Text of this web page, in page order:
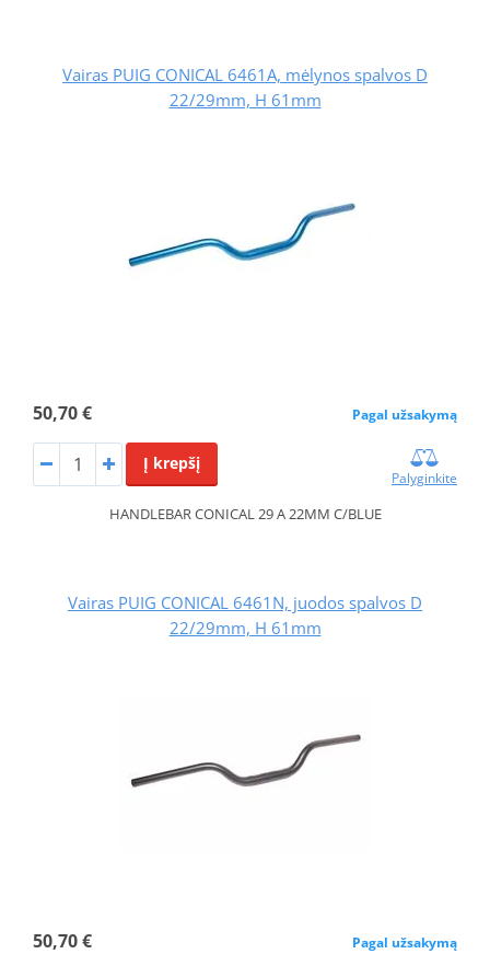
Vairas PUIG CONICAL 6461A, mėlynos spalvos D
22/29mm, H 61mm
50,70 € Pagal užsakymą
Į krepšį
Palyginkite
HANDLEBAR CONICAL 29 A 22MM C/BLUE
Vairas PUIG CONICAL 6461N, juodos spalvos D
22/29mm, H 61mm
50,70 € Pagal užsakymą